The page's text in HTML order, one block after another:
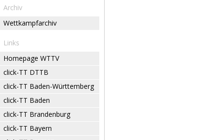
Archiv
Wettkampfarchiv
Links
Homepage WTTV
click-TT DTTB
click-TT Baden-Württemberg
click-TT Baden
click-TT Brandenburg
click-TT Bayern